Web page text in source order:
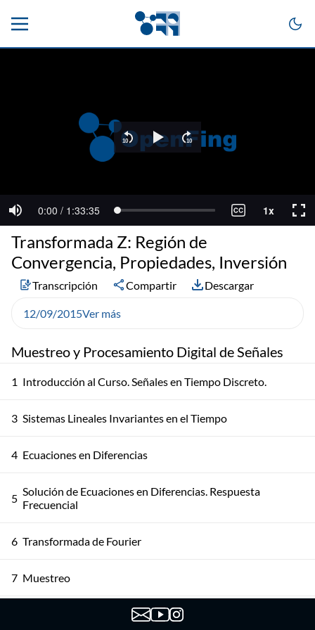
Muestreo y Procesamiento Digital de Señales
1 Introducción al Curso. Señales en Tiempo Discreto.
3 Sistemas Lineales Invariantes en el Tiempo
4 Ecuaciones en Diferencias
5 Solución de Ecuaciones en Diferencias. Respuesta
Frecuencial
6 Transformada de Fourier
7 Muestreo
Muestreo: Ejemplos, Filtrado Antialias, Reconstrucción
Transformada Z: Región de
Convergencia, Propiedades, Inversión
Transcripción Compartir Descargar
12/09/2015Ver más